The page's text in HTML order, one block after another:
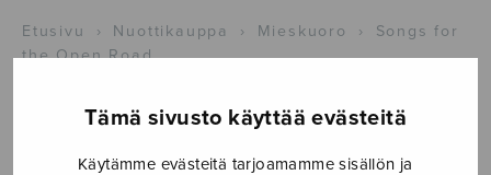
Tämä sivusto käyttää evästeitä
Käytämme evästeitä tarjoamamme sisällön ja
Etusivu › Nuottikauppa › Mieskuoro ›
Songs for
the Open Road